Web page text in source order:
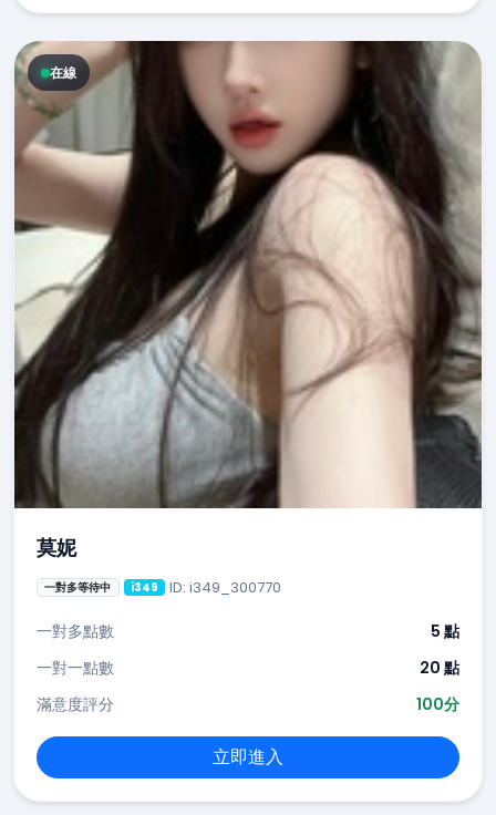
在線
莫妮
一對多等待中 i349 ID: i349_300770
一對多點數
5 點
一對一點數
20 點
滿意度評分
100分
立即進入